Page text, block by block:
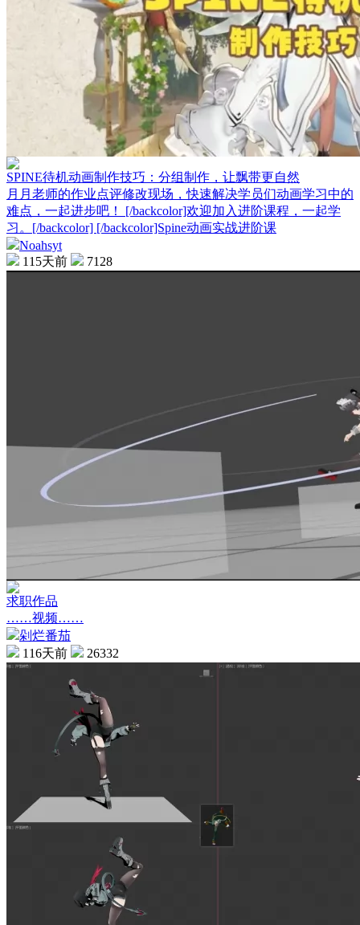
SPINE待机动画制作技巧：分组制作，让飘带更自然
月月老师的作业点评修改现场，快速解决学员们动画学习中的
难点，一起进步吧！ [/backcolor]欢迎加入进阶课程，一起学
习。[/backcolor] [/backcolor]Spine动画实战进阶课
Noahsyt
115天前
7128
求职作品
……视频……
剁烂番茄
116天前
26332